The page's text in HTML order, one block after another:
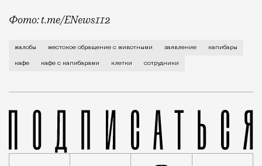
Фото: t.me/ENews112
С момента открытия нового контактного кафе с
жалобы жестокое обращение с животными заявление капибары
кафе кафе с капибарами клетки сотрудники